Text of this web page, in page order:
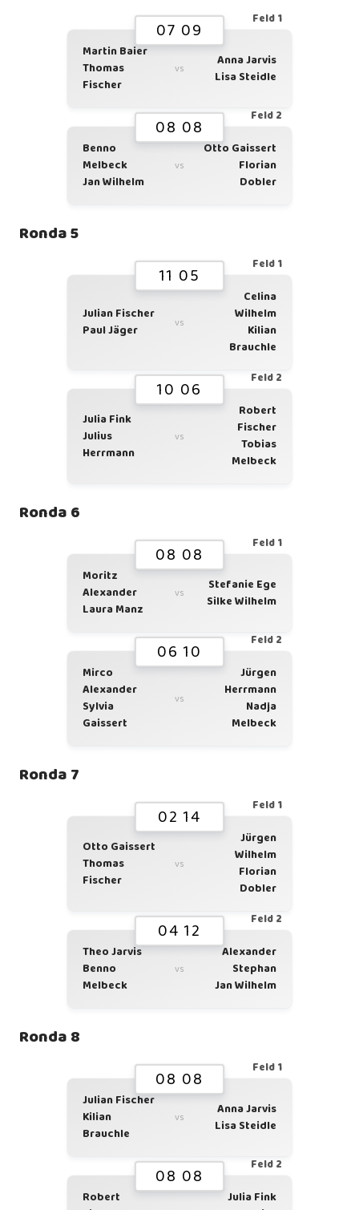
Feld 1
07 09
Martin Baier
Thomas
Fischer
vs
Anna Jarvis
Lisa Steidle
Feld 2
08 08
Benno
Melbeck
Jan Wilhelm
vs
Otto Gaissert
Florian
Dobler
Ronda 5
Feld 1
11 05
Julian Fischer
Paul Jäger
vs
Celina
Wilhelm
Kilian
Brauchle
Feld 2
10 06
Julia Fink
Julius
Herrmann
vs
Robert
Fischer
Tobias
Melbeck
Ronda 6
Feld 1
08 08
Moritz
Alexander
Laura Manz
vs
Stefanie Ege
Silke Wilhelm
Feld 2
06 10
Mirco
Alexander
Sylvia
Gaissert
vs
Jürgen
Herrmann
Nadja
Melbeck
Ronda 7
Feld 1
02 14
Otto Gaissert
Thomas
Fischer
vs
Jürgen
Wilhelm
Florian
Dobler
Feld 2
04 12
Theo Jarvis
Benno
Melbeck
vs
Alexander
Stephan
Jan Wilhelm
Ronda 8
Feld 1
08 08
Julian Fischer
Kilian
Brauchle
vs
Anna Jarvis
Lisa Steidle
Feld 2
08 08
Robert
Julia Fink